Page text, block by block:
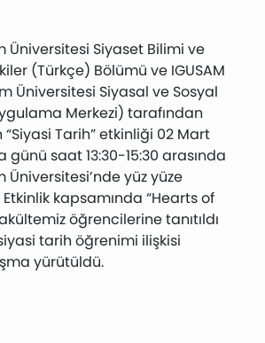
Üniversitesi Siyaset Bilimi ve
(Türkçe) Bölümü ve IGUSAM
Üniversitesi Siyasal ve Sosyal
Merkezi) tarafından
Tarih” etkinliği 02 Mart
günü saat 13:30-15:30 arasında
Üniversitesi’nde yüz yüze
kapsamında “Hearts of
öğrencilerine tanıtıldı
tarih öğrenimi ilişkisi
yürütüldü.